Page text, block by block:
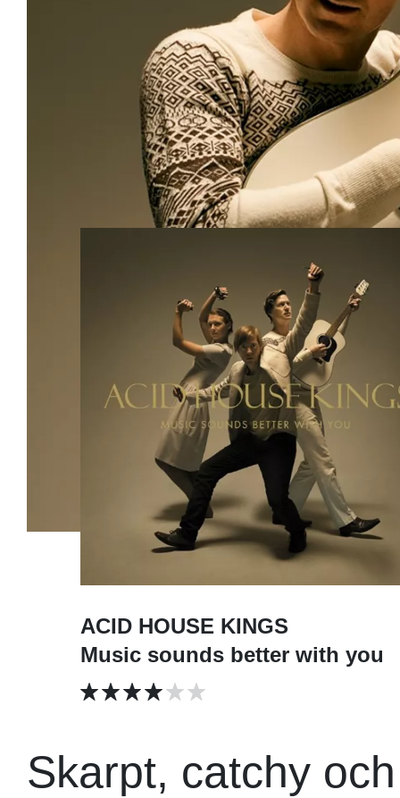
ACID HOUSE KINGS
Music sounds better with you
Skarpt, catchy